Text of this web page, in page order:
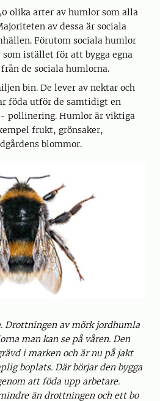
olika arter av humlor som alla
av dessa är sociala
Förutom sociala humlor
istället för att bygga egna
de sociala humlorna.
bin. De lever av nektar och
föda utför de samtidigt en
pollinering. Humlor är viktiga
frukt, grönsaker,
blommor.
Drottningen av mörk jordhumla
man kan se på våren. Den
i marken och är nu på jakt
boplats. Där börjar den bygga
att föda upp arbetare.
än drottningen och ett bo